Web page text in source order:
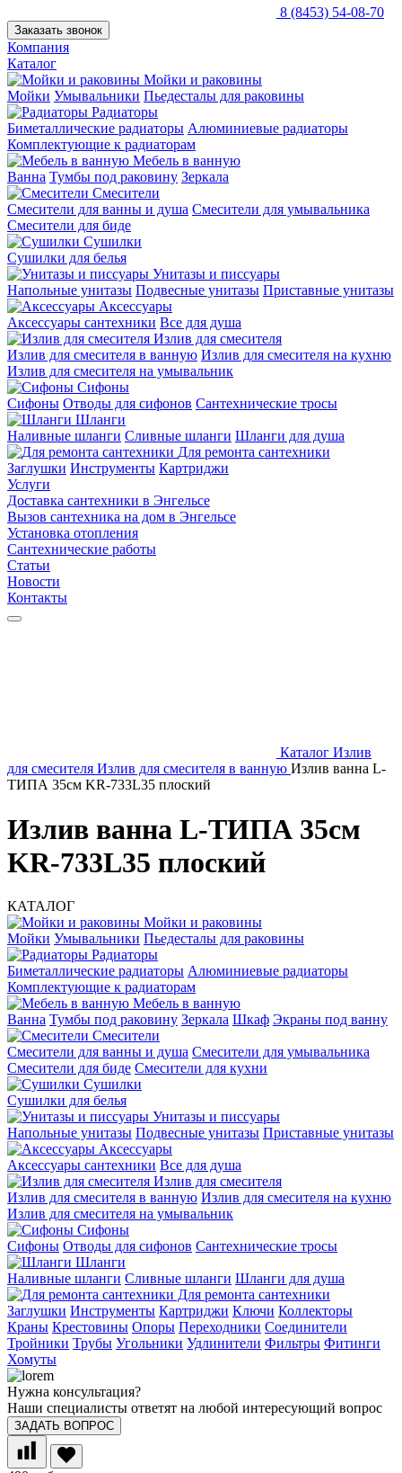
8 (8453) 54-08-70
Заказать звонок
Компания
Каталог
Мойки и раковины
Мойки Умывальники Пьедесталы для раковины
Радиаторы
Биметаллические радиаторы Алюминиевые радиаторы
Комплектующие к радиаторам
Мебель в ванную
Ванна Тумбы под раковину Зеркала
Смесители
Смесители для ванны и душа Смесители для умывальника
Смесители для биде
Сушилки
Сушилки для белья
Унитазы и писсуары
Напольные унитазы Подвесные унитазы Приставные унитазы
Аксессуары
Аксессуары сантехники Все для душа
Излив для смесителя
Излив для смесителя в ванную Излив для смесителя на кухню
Излив для смесителя на умывальник
Сифоны
Сифоны Отводы для сифонов Сантехнические тросы
Шланги
Наливные шланги Сливные шланги Шланги для душа
Для ремонта сантехники
Заглушки Инструменты Картриджи
Услуги
Доставка сантехники в Энгельсе
Вызов сантехника на дом в Энгельсе
Установка отопления
Сантехнические работы
Статьи
Новости
Контакты
Каталог Излив
для смесителя Излив для смесителя в ванную Излив ванна L-
ТИПА 35см KR-733L35 плоский
Излив ванна L-ТИПА 35см
KR-733L35 плоский
КАТАЛОГ
Мойки и раковины
Мойки Умывальники Пьедесталы для раковины
Радиаторы
Биметаллические радиаторы Алюминиевые радиаторы
Комплектующие к радиаторам
Мебель в ванную
Ванна Тумбы под раковину Зеркала Шкаф Экраны под ванну
Смесители
Смесители для ванны и душа Смесители для умывальника
Смесители для биде Смесители для кухни
Сушилки
Сушилки для белья
Унитазы и писсуары
Напольные унитазы Подвесные унитазы Приставные унитазы
Аксессуары
Аксессуары сантехники Все для душа
Излив для смесителя
Излив для смесителя в ванную Излив для смесителя на кухню
Излив для смесителя на умывальник
Сифоны
Сифоны Отводы для сифонов Сантехнические тросы
Шланги
Наливные шланги Сливные шланги Шланги для душа
Для ремонта сантехники
Заглушки Инструменты Картриджи Ключи Коллекторы
Краны Крестовины Опоры Переходники Соединители
Тройники Трубы Угольники Удлинители Фильтры Фитинги
Хомуты
Нужна консультация?
Наши специалисты ответят на любой интересующий вопрос
ЗАДАТЬ ВОПРОС